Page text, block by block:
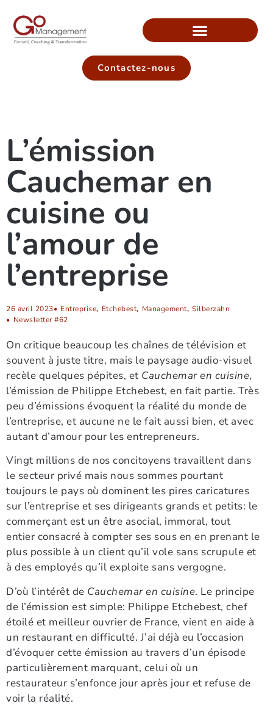
Contactez-nous
L’émission
Cauchemar en
cuisine ou
l’amour de
l’entreprise
26 avril 2023• Entreprise, Etchebest, Management, Silberzahn
• Newsletter #62
On critique beaucoup les chaînes de télévision et
souvent à juste titre, mais le paysage audio-visuel
recèle quelques pépites, et Cauchemar en cuisine,
l’émission de Philippe Etchebest, en fait partie. Très
peu d’émissions évoquent la réalité du monde de
l’entreprise, et aucune ne le fait aussi bien, et avec
autant d’amour pour les entrepreneurs.
Vingt millions de nos concitoyens travaillent dans
le secteur privé mais nous sommes pourtant
toujours le pays où dominent les pires caricatures
sur l’entreprise et ses dirigeants grands et petits: le
commerçant est un être asocial, immoral, tout
entier consacré à compter ses sous en en prenant le
plus possible à un client qu’il vole sans scrupule et
à des employés qu’il exploite sans vergogne.
D’où l’intérêt de Cauchemar en cuisine. Le principe
de l’émission est simple: Philippe Etchebest, chef
étoilé et meilleur ouvrier de France, vient en aide à
un restaurant en difficulté. J’ai déjà eu l’occasion
d’évoquer cette émission au travers d’un épisode
particulièrement marquant, celui où un
restaurateur s’enfonce jour après jour et refuse de
voir la réalité.